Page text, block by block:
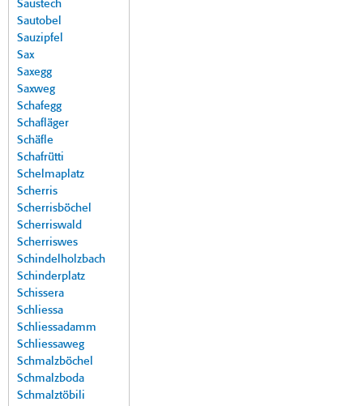
Saustech
Sautobel
Sauzipfel
Sax
Saxegg
Saxweg
Schafegg
Schafläger
Schäfle
Schafrütti
Schelmaplatz
Scherris
Scherrisböchel
Scherriswald
Scherriswes
Schindelholzbach
Schinderplatz
Schissera
Schliessa
Schliessadamm
Schliessaweg
Schmalzböchel
Schmalzboda
Schmalztöbili